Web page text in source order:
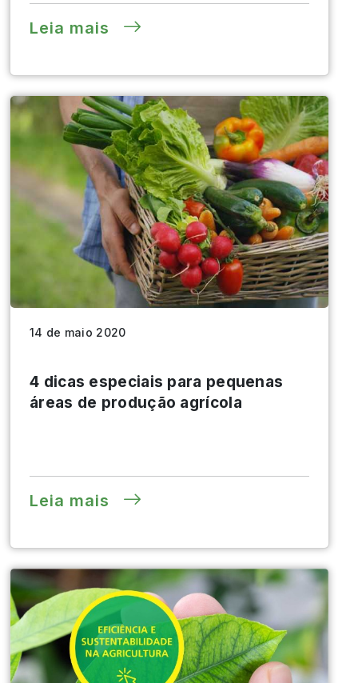
Leia mais
14 de maio 2020
4 dicas especiais para pequenas
áreas de produção agrícola
Leia mais